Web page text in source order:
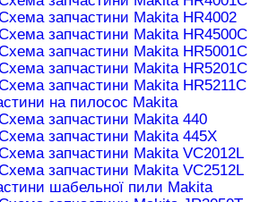
запчастини Makita HR4002
запчастини Makita HR4500C
запчастини Makita HR5001C
запчастини Makita HR5201C
запчастини Makita HR5211C
на пилосос Makita
запчастини Makita 440
запчастини Makita 445X
запчастини Makita VC2012L
запчастини Makita VC2512L
шабельної пили Makita